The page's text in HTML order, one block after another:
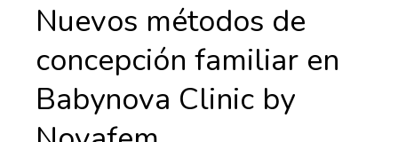
Nuevos métodos de
concepción familiar en
Babynova Clinic by